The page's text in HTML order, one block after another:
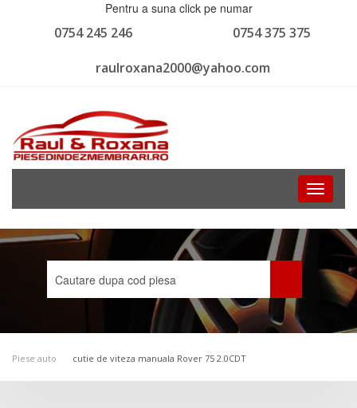
Pentru a suna click pe numar
0754 375 375
0754 245 246
raulroxana2000@yahoo.com
Toggle
Piese auto cutie de viteza manuala Rover 75 2.0CDT